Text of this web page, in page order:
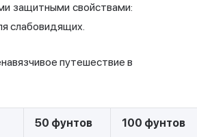
защитными свойствами:
слабовидящих.
путешествие в
50 фунтов
100 фунтов